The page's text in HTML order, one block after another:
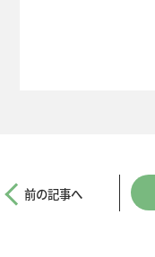
前の記事へ